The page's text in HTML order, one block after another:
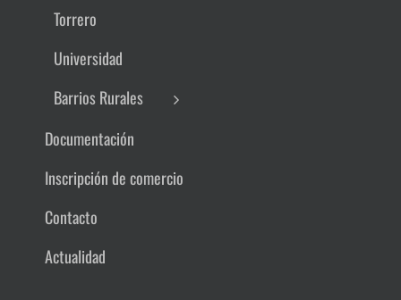
Torrero
Universidad
Barrios Rurales
Documentación
Inscripción de comercio
Contacto
Actualidad